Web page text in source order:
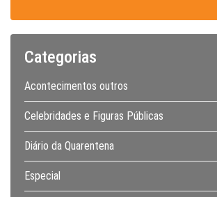
Categorias
Acontecimentos outros
Celebridades e Figuras Públicas
Diário da Quarentena
Especial